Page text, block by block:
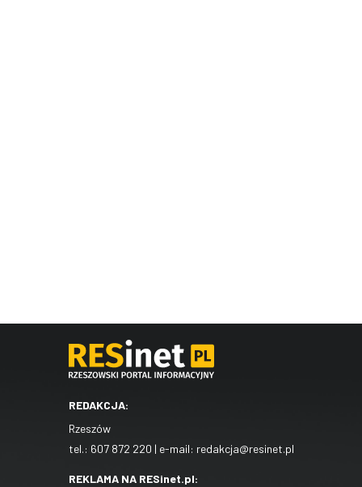
REDAKCJA:
Rzeszów
tel.: 607 872 220 | e-mail: redakcja@resinet.pl
REKLAMA NA RESinet.pl: